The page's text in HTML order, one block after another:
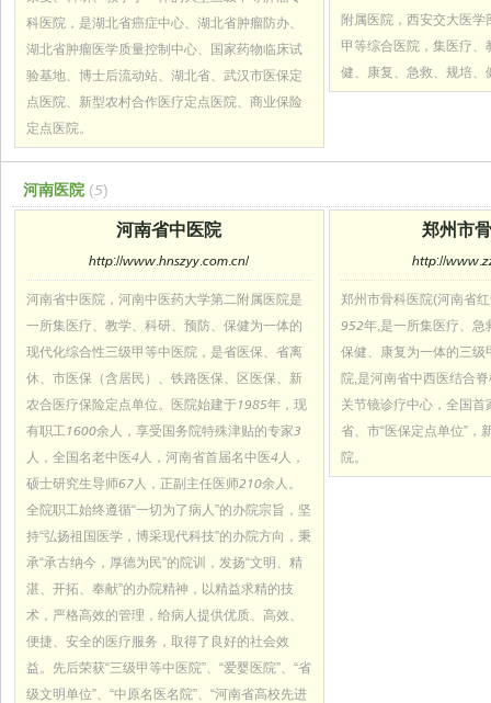
科医院，是湖北省癌症中心、湖北省肿瘤防办、
湖北省肿瘤医学质量控制中心、国家药物临床试
验基地、博士后流动站、湖北省、武汉市医保定
点医院、新型农村合作医疗定点医院、商业保险
定点医院。
附属医院，西安交大医
甲等综合医院，集医疗
健、康复、急救、规培、
河南医院 (5)
河南省中医院
http://www.hnszyy.com.cn/
河南省中医院，河南中医药大学第二附属医院是
一所集医疗、教学、科研、预防、保健为一体的
现代化综合性三级甲等中医院，是省医保、省离
休、市医保（含居民）、铁路医保、区医保、新
农合医疗保险定点单位。医院始建于1985年，现
有职工1600余人，享受国务院特殊津贴的专家3
人，全国名老中医4人，河南省首届名中医4人，
硕士研究生导师67人，正副主任医师210余人。
全院职工始终遵循“一切为了病人”的办院宗旨，坚
持“弘扬祖国医学，博采现代科技”的办院方向，秉
承“承古纳今，厚德为民”的院训，发扬“文明、精
湛、开拓、奉献”的办院精神，以精益求精的技
术，严格高效的管理，给病人提供优质、高效、
便捷、安全的医疗服务，取得了良好的社会效
益。先后荣获“三级甲等中医院”、“爱婴医院”、“省
级文明单位”、“中原名医名院”、“河南省高校先进
郑州市
http://
郑州市骨科医院(河南省
952年,是一所集医疗、急
保健、康复为一体的三级
院,是河南省中西医结合
关节镜诊疗中心，全国
省、市“医保定点单位”，
院。